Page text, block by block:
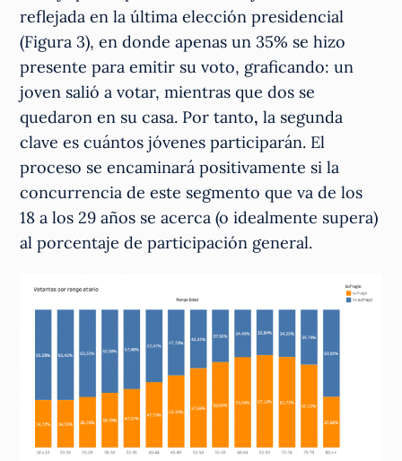
reflejada en la última elección presidencial
(Figura 3), en donde apenas un 35% se hizo
presente para emitir su voto, graficando: un
joven salió a votar, mientras que dos se
quedaron en su casa. Por tanto,la segunda
clave es cuántos jóvenes participarán. El
proceso se encaminará positivamente si la
concurrencia de este segmento que va de los
18 a los 29 años se acerca (o idealmente supera)
al porcentaje de participación general.